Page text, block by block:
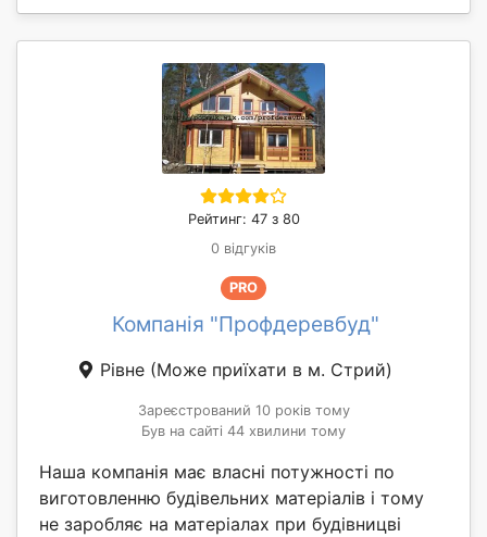
Рейтинг: 47 з 80
0 відгуків
PRO
Компанія "Профдеревбуд"
Рівне (Може приїхати в м. Стрий)
Зареєстрований 10 років тому
Був на сайті 44 хвилини тому
Наша компанія має власні потужності по
виготовленню будівельних матеріалів і тому
не заробляє на матеріалах при будівницві